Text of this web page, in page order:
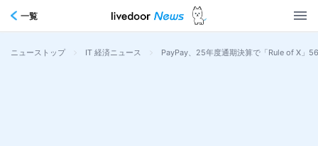
一覧
ニューストップ > IT 経済ニュース > PayPay、25年度通期決算で「Rule of X」